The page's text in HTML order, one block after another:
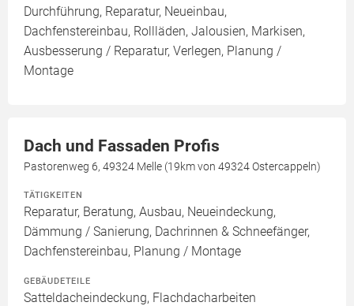
Durchführung, Reparatur, Neueinbau,
Dachfenstereinbau, Rollläden, Jalousien, Markisen,
Ausbesserung / Reparatur, Verlegen, Planung /
Montage
Dach und Fassaden Profis
Pastorenweg 6, 49324 Melle (19km von 49324 Ostercappeln)
TÄTIGKEITEN
Reparatur, Beratung, Ausbau, Neueindeckung,
Dämmung / Sanierung, Dachrinnen & Schneefänger,
Dachfenstereinbau, Planung / Montage
GEBÄUDETEILE
Satteldacheindeckung, Flachdacharbeiten